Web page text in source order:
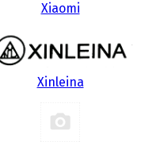
Xiaomi
Xinleina